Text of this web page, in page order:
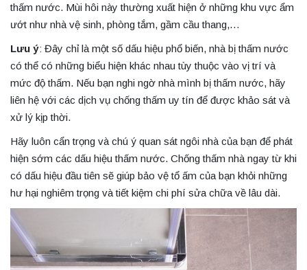
thấm nước. Mùi hôi này thường xuất hiện ở những khu vực ẩm
ướt như nhà vệ sinh, phòng tắm, gầm cầu thang,…
Lưu ý: Đây chỉ là một số dấu hiệu phổ biến, nhà bị thấm nước
có thể có những biểu hiện khác nhau tùy thuộc vào vị trí và
mức độ thấm. Nếu bạn nghi ngờ nhà mình bị thấm nước, hãy
liên hệ với các dịch vụ chống thấm uy tín để được khảo sát và
xử lý kịp thời.
Hãy luôn cẩn trọng và chú ý quan sát ngôi nhà của bạn để phát
hiện sớm các dấu hiệu thấm nước. Chống thấm nhà ngay từ khi
có dấu hiệu đầu tiên sẽ giúp bảo vệ tổ ấm của bạn khỏi những
hư hại nghiêm trọng và tiết kiệm chi phí sửa chữa về lâu dài.